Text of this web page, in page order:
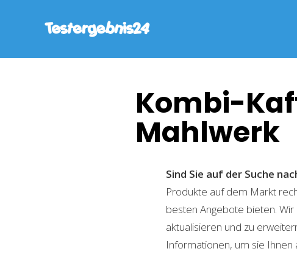
Kombi-
Mahlwerk
Sind Sie auf der Suche
Produkte auf dem Markt
besten Angebote bieten.
aktualisieren und zu
Informationen, um sie Ihnen